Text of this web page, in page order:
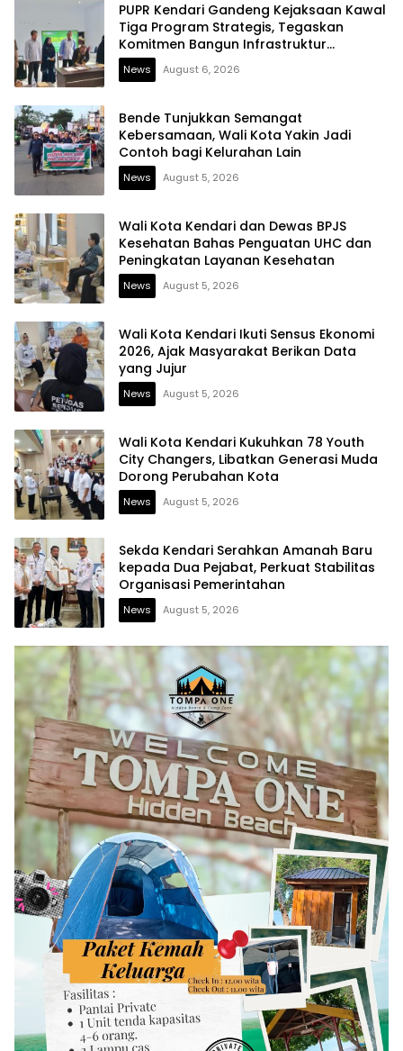
PUPR Kendari Gandeng Kejaksaan Kawal
Tiga Program Strategis, Tegaskan
Komitmen Bangun Infrastruktur
Berintegritas
News August 6, 2026
Bende Tunjukkan Semangat
Kebersamaan, Wali Kota Yakin Jadi
Contoh bagi Kelurahan Lain
News August 5, 2026
Wali Kota Kendari dan Dewas BPJS
Kesehatan Bahas Penguatan UHC dan
Peningkatan Layanan Kesehatan
News August 5, 2026
Wali Kota Kendari Ikuti Sensus Ekonomi
2026, Ajak Masyarakat Berikan Data
yang Jujur
News August 5, 2026
Wali Kota Kendari Kukuhkan 78 Youth
City Changers, Libatkan Generasi Muda
Dorong Perubahan Kota
News August 5, 2026
Sekda Kendari Serahkan Amanah Baru
kepada Dua Pejabat, Perkuat Stabilitas
Organisasi Pemerintahan
News August 5, 2026